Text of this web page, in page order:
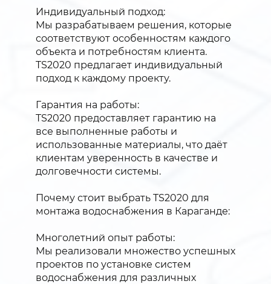
Индивидуальный подход:
Мы разрабатываем решения, которые
соответствуют особенностям каждого
объекта и потребностям клиента.
TS2020 предлагает индивидуальный
подход к каждому проекту.
Гарантия на работы:
TS2020 предоставляет гарантию на
все выполненные работы и
использованные материалы, что даёт
клиентам уверенность в качестве и
долговечности системы.
Почему стоит выбрать TS2020 для
монтажа водоснабжения в Караганде:
Многолетний опыт работы:
Мы реализовали множество успешных
проектов по установке систем
водоснабжения для различных